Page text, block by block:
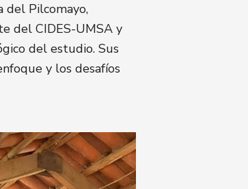
del Pilcomayo,
del CIDES-UMSA y
del estudio. Sus
y los desafíos